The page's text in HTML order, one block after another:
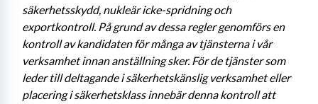
säkerhetsskydd, nukleär icke-spridning och
exportkontroll. På grund av dessa regler genomförs en
kontroll av kandidaten för många av tjänsterna i vår
verksamhet innan anställning sker. För de tjänster som
leder till deltagande i säkerhetskänslig verksamhet eller
placering i säkerhetsklass innebär denna kontroll att